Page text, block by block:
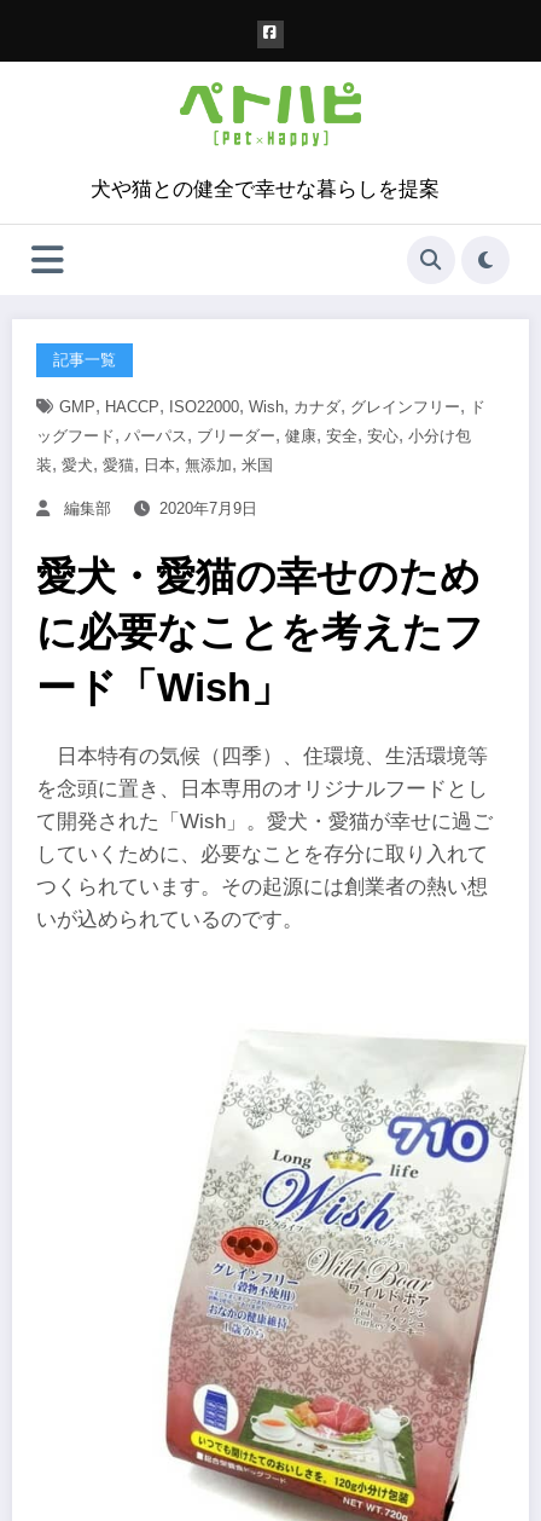
犬や猫との健全で幸せな暮らしを提案
記事一覧
GMP, HACCP, ISO22000, Wish, カナダ, グレインフリー, ド
ッグフード, パーパス, ブリーダー, 健康, 安全, 安心, 小分け包
装, 愛犬, 愛猫, 日本, 無添加, 米国
編集部 2020年7月9日
愛犬・愛猫の幸せのため
に必要なことを考えたフ
ード「Wish」
日本特有の気候（四季）、住環境、生活環境等
を念頭に置き、日本専用のオリジナルフードとし
て開発された「Wish」。愛犬・愛猫が幸せに過ご
していくために、必要なことを存分に取り入れて
つくられています。その起源には創業者の熱い想
いが込められているのです。